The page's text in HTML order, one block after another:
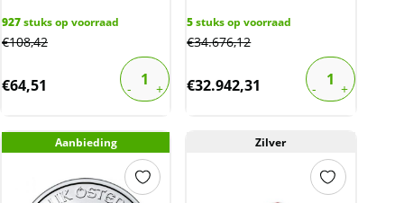
927stuks op voorraad
€108,42
€64,51
5stuks op voorraad
€34.676,12
€32.942,31
Aanbieding Zilver